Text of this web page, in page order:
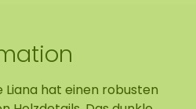
Liana hat einen robusten